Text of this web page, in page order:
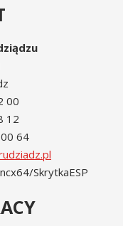
00
12
64
SkrytkaESP